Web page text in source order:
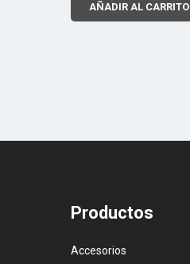
AÑADIR AL CARRITO
Productos
Accesorios